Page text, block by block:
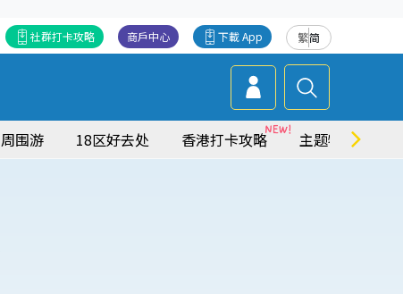
繁简
下載 App
商戶中心
社群打卡攻略
周围游 18区好去处 香港打卡攻略 主题特集